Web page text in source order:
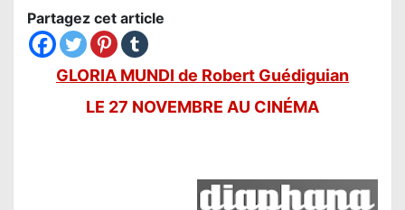
Partagez cet article
GLORIA MUNDI de Robert Guédiguian
LE 27 NOVEMBRE AU CINÉMA